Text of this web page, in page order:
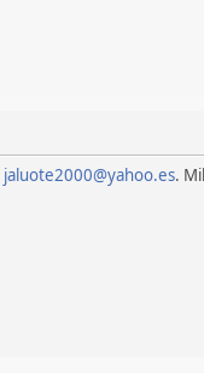
jaluote2000@yahoo.es.